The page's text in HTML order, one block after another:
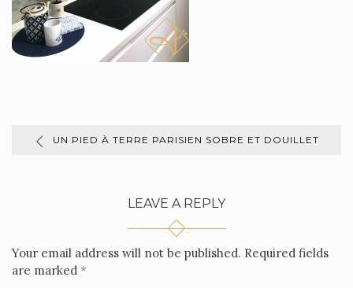
UN PIED À TERRE PARISIEN SOBRE ET DOUILLET
LEAVE A REPLY
Your email address will not be published. Required fields
are marked *